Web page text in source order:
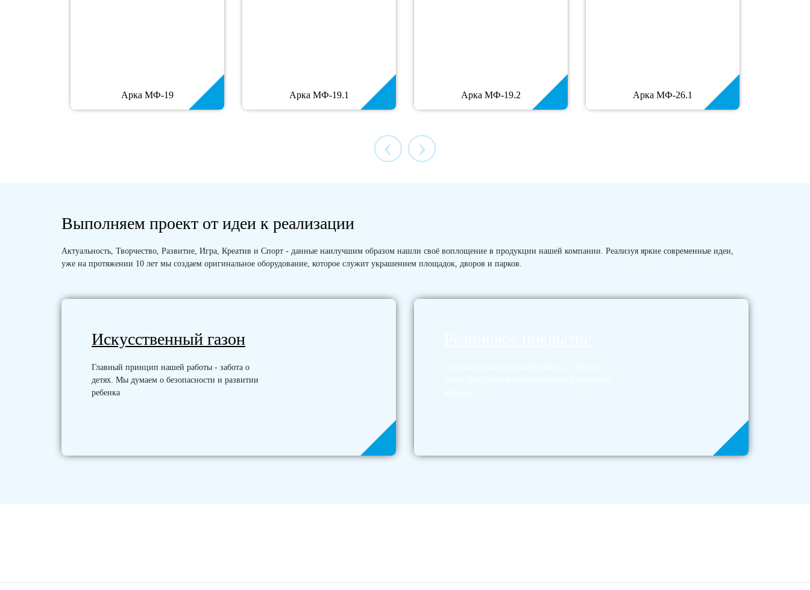
Арка МФ-19 Арка МФ-19.1 Арка МФ-19.2 Арка МФ-26.1
‹ ›
Выполняем проект от идеи к реализации
Актуальность, Творчество, Развитие, Игра, Креатив и Спорт - данные наилучшим образом нашли своё воплощение в продукции нашей компании. Реализуя яркие современные идеи,
уже на протяжении 10 лет мы создаем оригинальное оборудование, которое служит украшением площадок, дворов и парков.
Искусственный газон
Главный принцип нашей работы - забота о
детях. Мы думаем о безопасности и развитии
ребенка